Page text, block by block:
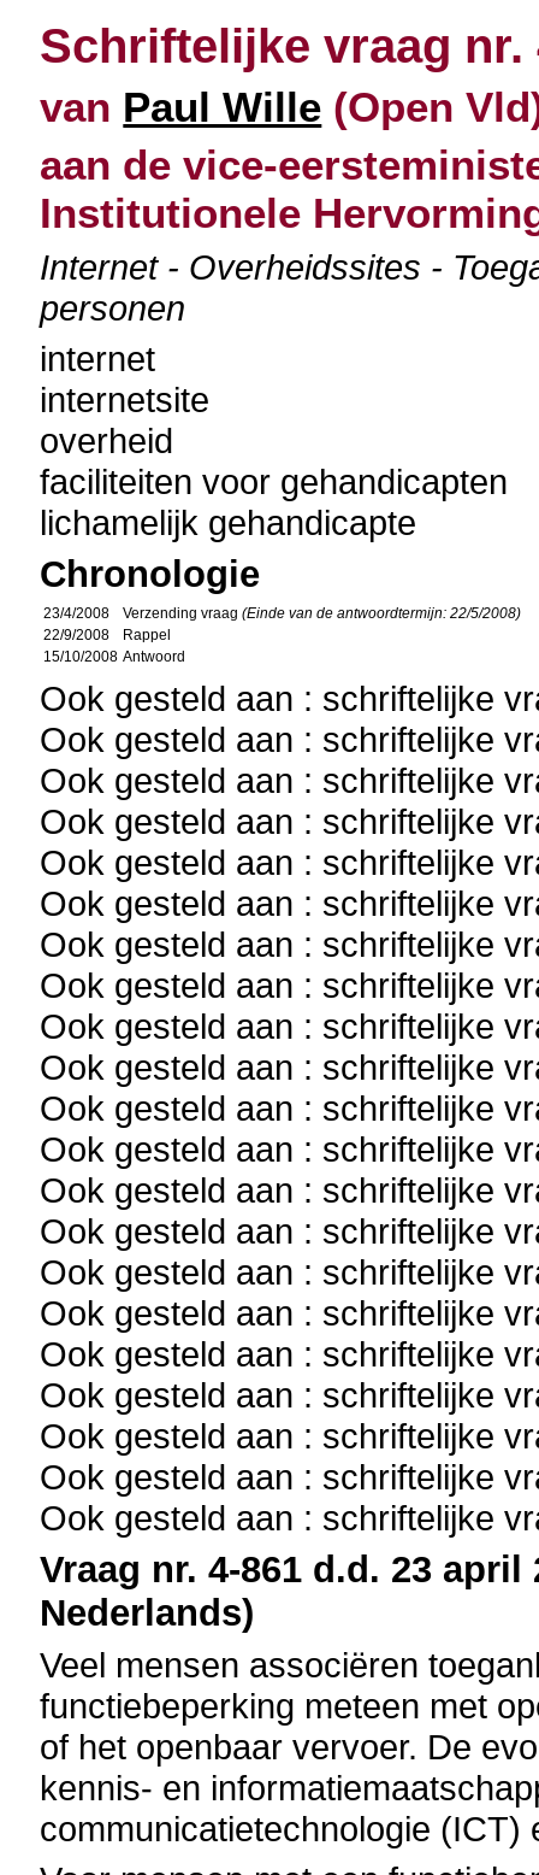
Schriftelijke vraag nr.
van Paul Wille (Open
aan de vice-
Institutionele
Internet - Overheidssites -
personen
internet
internetsite
overheid
faciliteiten voor gehandicapten
lichamelijk gehandicapte
Chronologie
23/4/2008 Verzending vraag(Einde van de antwoordtermijn: 22/5/2008)
22/9/2008
Rappel
15/10/2008 Antwoord
Ook gesteld aan : schriftelijke
Ook gesteld aan : schriftelijke
Ook gesteld aan : schriftelijke
Ook gesteld aan : schriftelijke
Ook gesteld aan : schriftelijke
Ook gesteld aan : schriftelijke
Ook gesteld aan : schriftelijke
Ook gesteld aan : schriftelijke
Ook gesteld aan : schriftelijke
Ook gesteld aan : schriftelijke
Ook gesteld aan : schriftelijke
Ook gesteld aan : schriftelijke
Ook gesteld aan : schriftelijke
Ook gesteld aan : schriftelijke
Ook gesteld aan : schriftelijke
Ook gesteld aan : schriftelijke
Ook gesteld aan : schriftelijke
Ook gesteld aan : schriftelijke
Ook gesteld aan : schriftelijke
Ook gesteld aan : schriftelijke
Ook gesteld aan : schriftelijke
Vraag nr. 4-861 d.d. 23
Nederlands)
Veel mensen associëren
functiebeperking meteen met
of het openbaar vervoer. De
kennis- en
communicatietechnologie